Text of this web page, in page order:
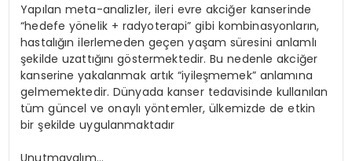
Yapılan meta-analizler, ileri evre akciğer kanserinde
“hedefe yönelik + radyoterapi” gibi kombinasyonların,
hastalığın ilerlemeden geçen yaşam süresini anlamlı
şekilde uzattığını göstermektedir. Bu nedenle akciğer
kanserine yakalanmak artık “iyileşmemek” anlamına
gelmemektedir. Dünyada kanser tedavisinde kullanılan
tüm güncel ve onaylı yöntemler, ülkemizde de etkin
bir şekilde uygulanmaktadır
Unutmayalım…